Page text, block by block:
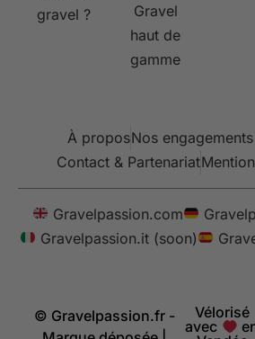
gravel ?
Gravel
haut de
gamme
À proposNos engagements
Contact & Partenariat
Gravelpassion.com
Gravelpassion.it (soon)
© Gravelpassion.fr -
Vélorisé
avec